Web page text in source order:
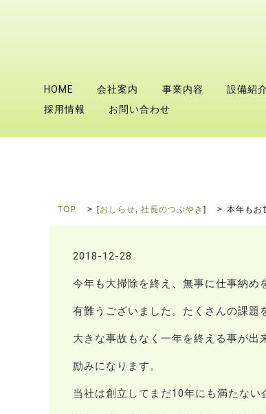
HOME 会社案内 事業内容 設備紹
採用情報
お問い合わせ
TOP [おしらせ, 社長のつぶやき ] 本年もお
2018-12-28
今年も大掃除を終え、無事に仕事納め
有難うございました。たくさんの課題
大きな事故もなく一年を終える事が出
励みになります。
当社は創立してまだ10年にも満たない